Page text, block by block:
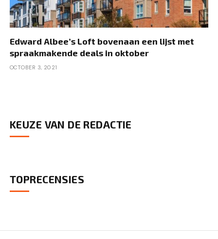
Edward Albee’s Loft bovenaan een lijst met
spraakmakende deals in oktober
OCTOBER 3, 2021
KEUZE VAN DE REDACTIE
TOPRECENSIES